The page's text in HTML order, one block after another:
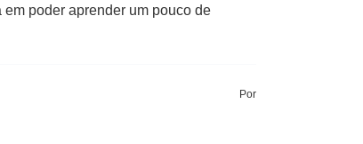
poder aprender um pouco de
Por